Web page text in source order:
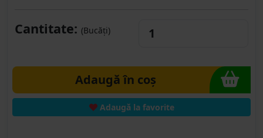
Cantitate: (Bucăți)
Adaugă în coș
Adaugă la favorite